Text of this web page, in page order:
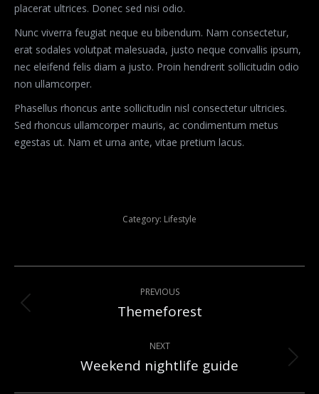
placerat ultrices. Donec sed nisi odio.
Nunc viverra feugiat neque eu bibendum. Nam consectetur,
erat sodales volutpat malesuada, justo neque convallis ipsum,
nec eleifend felis diam a justo. Proin hendrerit sollicitudin odio
non ullamcorper.
Phasellus rhoncus ante sollicitudin nisl consectetur ultricies.
Sed rhoncus ullamcorper mauris, ac condimentum metus
egestas ut. Nam et urna ante, vitae pretium lacus.
Category: Lifestyle
navigation
PREVIOUS
Previous
Themeforest
NEXT
Next
Weekend nightlife guide